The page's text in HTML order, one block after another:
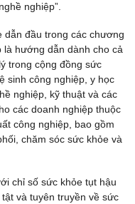
nghiệp”.
đầu trong các chương
hướng dẫn dành cho cả
trong cộng đồng sức
sinh công nghiệp, y học
nghiệp, kỹ thuật và các
các doanh nghiệp thuộc
công nghiệp, bao gồm
chăm sóc sức khỏe và
chỉ số sức khỏe tụt hậu
và tuyên truyền về sức